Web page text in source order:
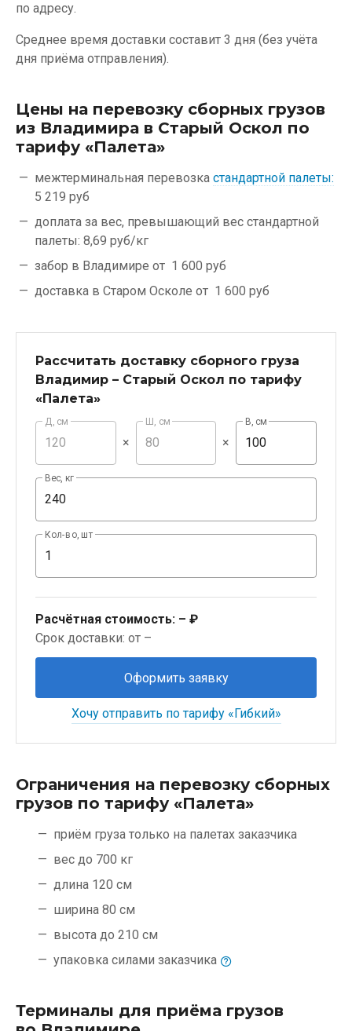
по адресу.
Среднее время доставки составит 3 дня (без учёта
дня приёма отправления).
Цены на перевозку сборных грузов
из Владимира в Старый Оскол по
тарифу «Палета»
межтерминальная перевозка стандартной палеты:
5 219 руб
доплата за вес, превышающий вес стандартной
палеты: 8,69 руб/кг
забор в Владимире от 1 600 руб
доставка в Старом Осколе от 1 600 руб
Рассчитать доставку сборного груза
Владимир – Старый Оскол по тарифу
«Палета»
Д, см
×
Ш, см
×
В, см
Вес, кг
Кол-во, шт
Расчётная стоимость: – ₽
Срок доставки: от –
Оформить заявку
Хочу отправить по тарифу «Гибкий»
Ограничения на перевозку сборных
грузов по тарифу «Палета»
приём груза только на палетах заказчика
вес до 700 кг
длина 120 см
ширина 80 см
высота до 210 см
упаковка силами заказчика
Терминалы для приёма грузов